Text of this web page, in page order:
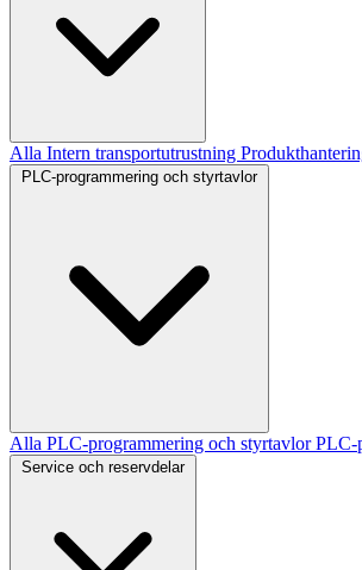
Alla Intern transportutrustning
PLC-programmering och styrtavlor
Alla PLC-programmering och styrtavlorPLC-
Service och reservdelar